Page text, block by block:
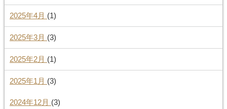
2025年4月 (1)
2025年3月 (3)
2025年2月 (1)
2025年1月 (3)
2024年12月 (3)